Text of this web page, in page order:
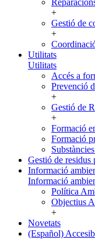
+
Gestió de
+
Utilitats
Utilitats
Accés a
Prevenció
+
Gestió de
+
Formació
Formació
Gestió de residus
Informació
Informació
Política
Objectius
+
Novetats
(Español)